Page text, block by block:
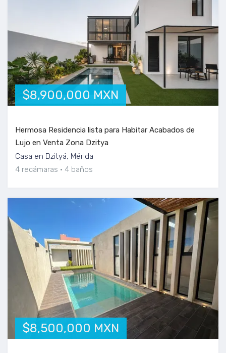
$8,900,000 MXN
Hermosa Residencia lista para Habitar Acabados de
Lujo en Venta Zona Dzitya
Casa en Dzityá, Mérida
4 recámaras
4 baños
$8,500,000 MXN